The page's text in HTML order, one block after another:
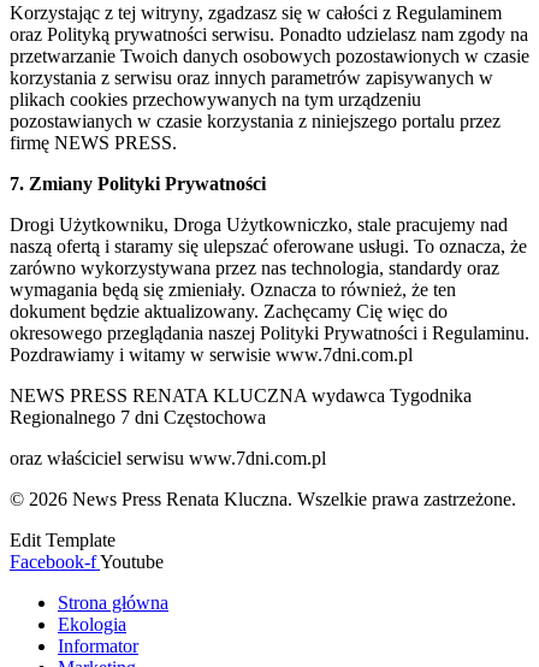
Korzystając z tej witryny, zgadzasz się w całości z Regulaminem
oraz Polityką prywatności serwisu. Ponadto udzielasz nam zgody na
przetwarzanie Twoich danych osobowych pozostawionych w czasie
korzystania z serwisu oraz innych parametrów zapisywanych w
plikach cookies przechowywanych na tym urządzeniu
pozostawianych w czasie korzystania z niniejszego portalu przez
firmę NEWS PRESS.
7. Zmiany Polityki Prywatności
Drogi Użytkowniku, Droga Użytkowniczko, stale pracujemy nad
naszą ofertą i staramy się ulepszać oferowane usługi. To oznacza, że
zarówno wykorzystywana przez nas technologia, standardy oraz
wymagania będą się zmieniały. Oznacza to również, że ten
dokument będzie aktualizowany. Zachęcamy Cię więc do
okresowego przeglądania naszej Polityki Prywatności i Regulaminu.
Pozdrawiamy i witamy w serwisie www.7dni.com.pl
NEWS PRESS RENATA KLUCZNA wydawca Tygodnika
Regionalnego 7 dni Częstochowa
oraz właściciel serwisu www.7dni.com.pl
© 2026 News Press Renata Kluczna. Wszelkie prawa zastrzeżone.
Edit Template
Facebook-fYoutube
Strona główna
Ekologia
Informator